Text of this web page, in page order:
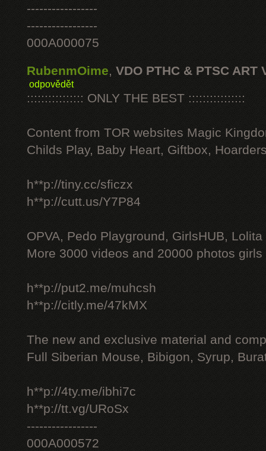
-----------------
-----------------
000A000075
RubenmOime, VDO PTHC & PTSC ART
odpovědět
:::::::::::::::: ONLY THE BEST ::::::::::::::::
Content from TOR websites Magic
Childs Play, Baby Heart, Giftbox,
h**p://tiny.cc/sficzx
h**p://cutt.us/Y7P84
OPVA, Pedo Playground, GirlsHUB, Lolita
More 3000 videos and 20000 photos
h**p://put2.me/muhcsh
h**p://citly.me/47kMX
The new and exclusive material and
Full Siberian Mouse, Bibigon, Syrup,
h**p://4ty.me/ibhi7c
h**p://tt.vg/URoSx
-----------------
000A000572